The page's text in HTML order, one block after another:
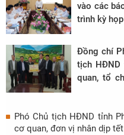
vào các
trình kỳ
Đồng chí
tịch
quan, tổ
Phó Chủ tịch HĐND tỉnh
cơ quan, đơn vị nhân dịp